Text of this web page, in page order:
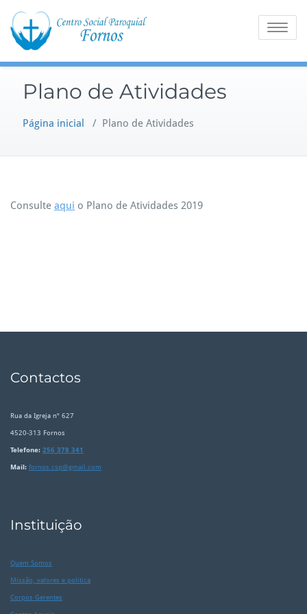
content
Toggle
Plano de Atividades
Página inicial / Plano de Atividades
Consulte aqui o Plano de Atividades 2019
Contactos
Rua da Igreja nº 627
4520-313 Fornos
Telefone: 256 378 341
Mail: fornos.csp@gmail.com
Instituição
Quem Somos
Missão, valores e politica
Corpos Gerentes